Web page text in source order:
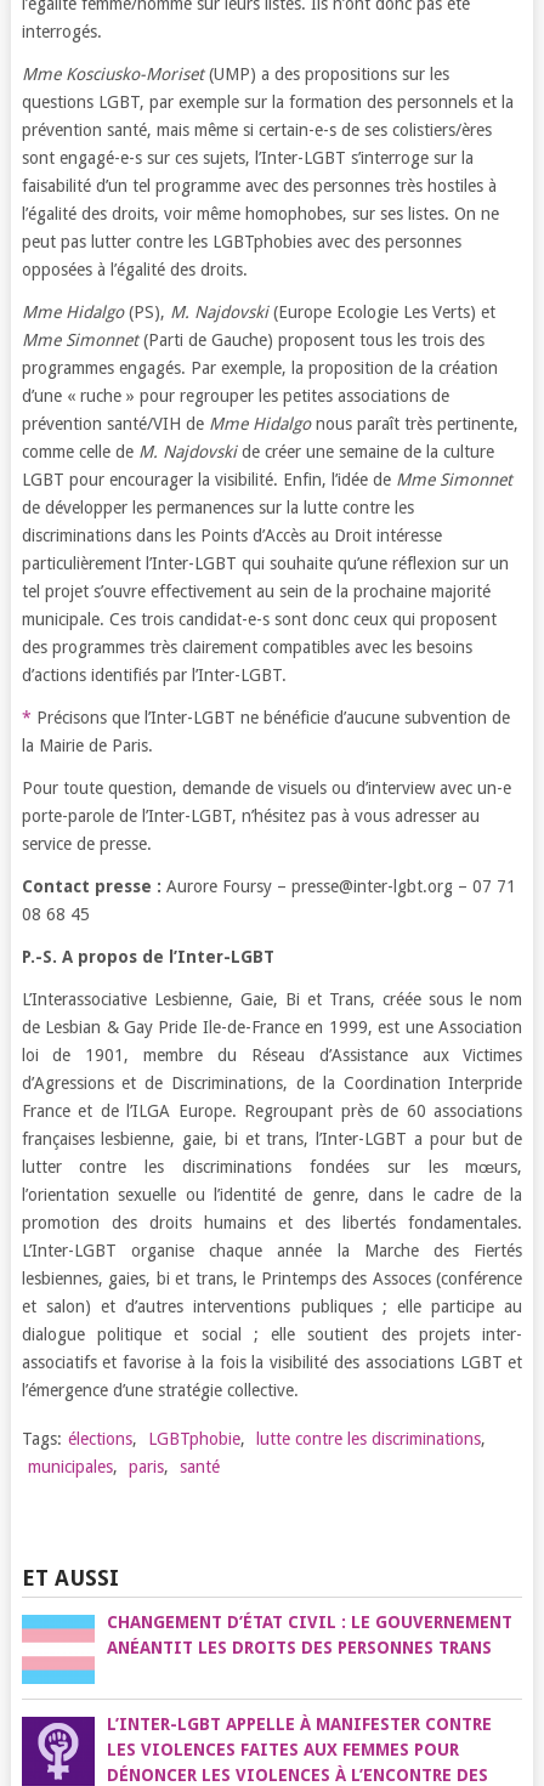
interrogés.
Mme Kosciusko-Moriset(UMP) a des propositions sur les
questions LGBT, par exemple sur la formation des personnels et la
prévention santé, mais même si certain-e-s de ses colistiers/ères
sont engagé-e-s sur ces sujets, l’Inter-LGBT s’interroge sur la
faisabilité d’un tel programme avec des personnes très hostiles à
l’égalité des droits, voir même homophobes, sur ses listes. On ne
peut pas lutter contre les LGBTphobies avec des personnes
opposées à l’égalité des droits.
Mme Hidalgo(PS), M. Najdovski(Europe Ecologie Les Verts) et
Mme Simonnet(Parti de Gauche) proposent tous les trois des
programmes engagés. Par exemple, la proposition de la création
d’une « ruche » pour regrouper les petites associations de
prévention santé/VIH de Mme Hidalgonous paraît très pertinente,
comme celle de M. Najdovskide créer une semaine de la culture
LGBT pour encourager la visibilité. Enfin, l’idée de Mme Simonnet
de développer les permanences sur la lutte contre les
discriminations dans les Points d’Accès au Droit intéresse
particulièrement l’Inter-LGBT qui souhaite qu’une réflexion sur un
tel projet s’ouvre effectivement au sein de la prochaine majorité
municipale. Ces trois candidat-e-s sont donc ceux qui proposent
des programmes très clairement compatibles avec les besoins
d’actions identifiés par l’Inter-LGBT.
* Précisons que l’Inter-LGBT ne bénéficie d’aucune subvention de
la Mairie de Paris.
Pour toute question, demande de visuels ou d’interview avec un-e
porte-parole de l’Inter-LGBT, n’hésitez pas à vous adresser au
service de presse.
Contact presse : Aurore Foursy – presse@inter-lgbt.org – 07 71
08 68 45
P.-S. A propos de l’Inter-LGBT
L’Interassociative Lesbienne, Gaie, Bi et Trans, créée sous le nom
de Lesbian & Gay Pride Ile-de-France en 1999, est une Association
loi de 1901, membre du Réseau d’Assistance aux Victimes
d’Agressions et de Discriminations, de la Coordination Interpride
France et de l’ILGA Europe. Regroupant près de 60 associations
françaises lesbienne, gaie, bi et trans, l’Inter-LGBT a pour but de
lutter contre les discriminations fondées sur les mœurs,
l’orientation sexuelle ou l’identité de genre, dans le cadre de la
promotion des droits humains et des libertés fondamentales.
L’Inter-LGBT organise chaque année la Marche des Fiertés
lesbiennes, gaies, bi et trans, le Printemps des Assoces (conférence
et salon) et d’autres interventions publiques ; elle participe au
dialogue politique et social ; elle soutient des projets inter-
associatifs et favorise à la fois la visibilité des associations LGBT et
l’émergence d’une stratégie collective.
Tags: élections, LGBTphobie, lutte contre les discriminations,
municipales, paris, santé
ET AUSSI
CHANGEMENT D’ÉTAT CIVIL : LE GOUVERNEMENT
ANÉANTIT LES DROITS DES PERSONNES TRANS
L’INTER-LGBT APPELLE À MANIFESTER CONTRE
LES VIOLENCES FAITES AUX FEMMES POUR
DÉNONCER LES VIOLENCES À L’ENCONTRE DES